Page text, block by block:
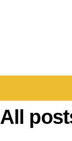
All